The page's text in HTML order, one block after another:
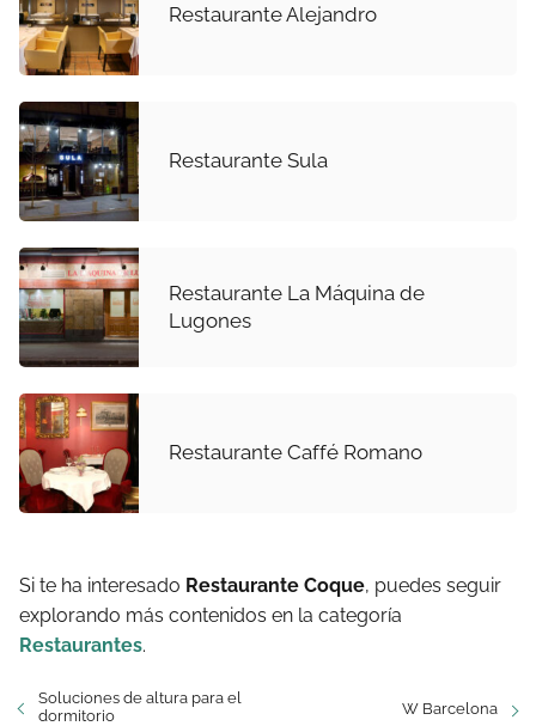
Restaurante Alejandro
Restaurante Sula
Restaurante La Máquina de
Lugones
Restaurante Caffé Romano
Si te ha interesado Restaurante Coque, puedes seguir
explorando más contenidos en la categoría
Restaurantes.
Soluciones de altura para el
dormitorio
W Barcelona